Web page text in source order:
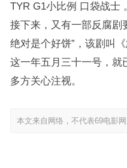
TYR G1小比例 口袋战士
接下来，又有一部反腐剧
绝对是个好饼”，该剧叫
这一年五月三十一号，就
多方关心注视。
本文来自网络，不代表69电影